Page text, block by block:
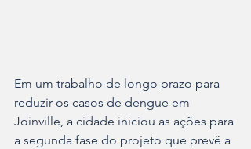
Em um trabalho de longo prazo para
reduzir os casos de dengue em
Joinville, a cidade iniciou as ações para
a segunda fase do projeto que prevê a